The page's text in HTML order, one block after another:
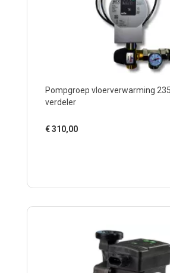
Pompgroep vloerverwarming
verdeler
€310,00